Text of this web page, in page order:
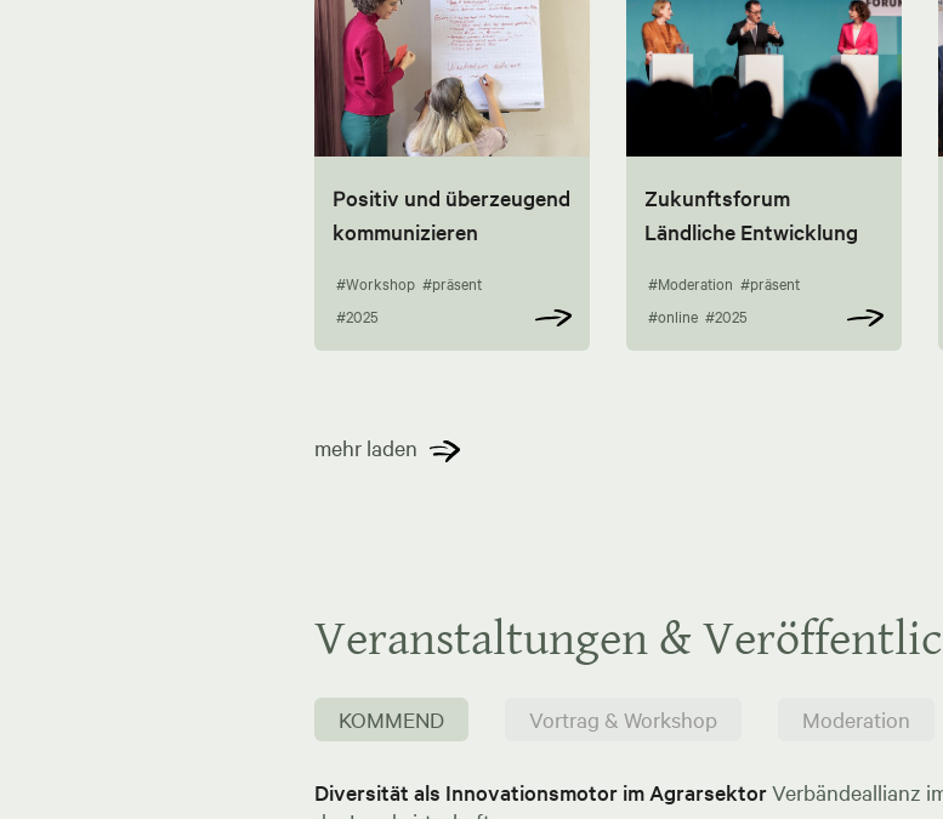
Positiv und überzeugend
kommunizieren
#Workshop #präsent
#2025
Zukunftsforum
Ländliche Entwicklung
#Moderation #präsent
#online #2025
mehr laden
Veranstaltungen &
KOMMEND Vortrag & Workshop Moderation
Diversität als Innovationsmotor im AgrarsektorVerbändeallianz